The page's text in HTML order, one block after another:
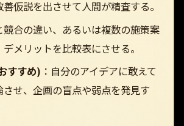
仮説を出させて人間が精査する。
競合の違い、あるいは複数の施策案
メリットを比較表にさせる。
すすめ) ：自分のアイデアに敢えて
せ、企画の盲点や弱点を発見す